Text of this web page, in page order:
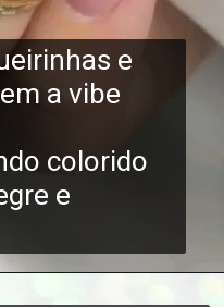
e
a vibe
colorido
e